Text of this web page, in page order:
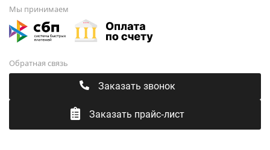
Мы принимаем
Обратная связь
Заказать звонок
Заказать прайс-лист